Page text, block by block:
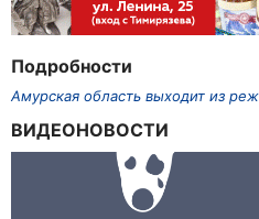
Подробности
Амурская область выходит из
ВИДЕОНОВОСТИ